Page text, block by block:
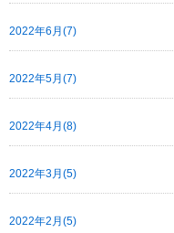
2022年6月(7)
2022年5月(7)
2022年4月(8)
2022年3月(5)
2022年2月(5)